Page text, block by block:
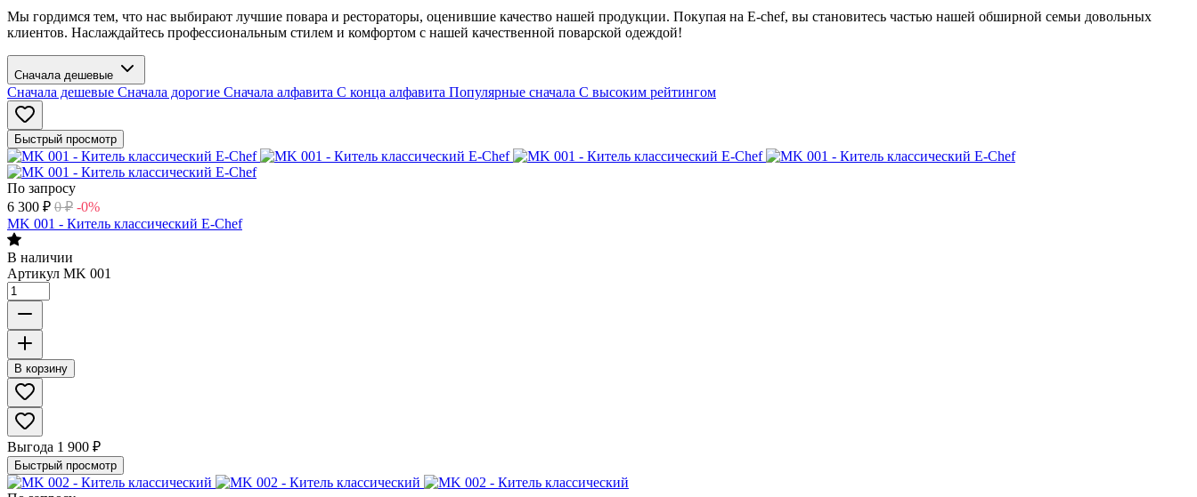
Мы гордимся тем, что нас выбирают лучшие повара и рестораторы, оценившие качество нашей продукции. Покупая на E-chef, вы становитесь частью нашей обширной семьи довольных
клиентов. Наслаждайтесь профессиональным стилем и комфортом с нашей качественной поварской одеждой!
Сначала дешевые
Сначала дешевые Сначала дорогие Сначала алфавита С конца алфавита Популярные сначала С высоким рейтингом
Быстрый просмотр
По запросу
6 300 ₽ 0 ₽ -0%
MK 001 - Китель классический E-Chef
В наличии
Артикул MK 001
В корзину
Выгода 1 900 ₽
Быстрый просмотр